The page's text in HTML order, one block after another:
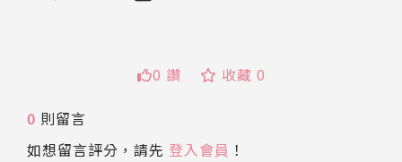
0 讚 收藏 0
0 則留言
如想留言評分，請先 登入會員 ！